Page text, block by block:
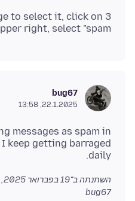
to select it, click on 3
right, select "spam"
bug67
22.1.2025, 13:58
messages as spam in
keep getting barraged
daily.
השתנתה ב־19 בפברואר 2025, 8:09:28 -0800
bug67